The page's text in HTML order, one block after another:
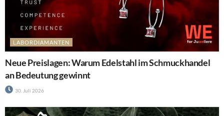
LABORDIAMANTEN
Neue Preislagen: Warum Edelstahl im Schmuckhandel
an Bedeutung gewinnt
30. Juli 2026